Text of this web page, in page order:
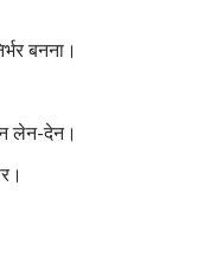
बनना।
लेन-देन।